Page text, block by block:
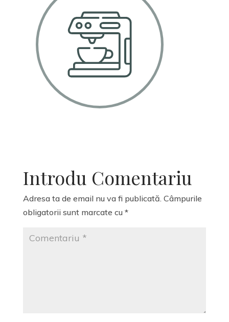
Introdu Comentariu
Adresa ta de email nu va fi publicată. Câmpurile
obligatorii sunt marcate cu *